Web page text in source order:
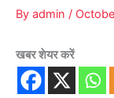
By admin /
खबर शेयर करें